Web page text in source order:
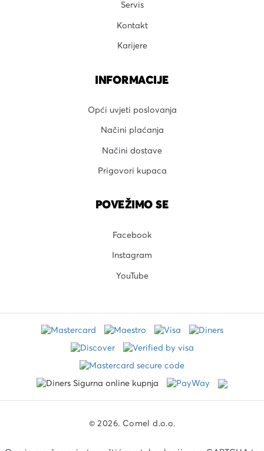
Servis
Kontakt
Karijere
INFORMACIJE
Opći uvjeti poslovanja
Načini plaćanja
Načini dostave
Prigovori kupaca
POVEŽIMO SE
Facebook
Instagram
YouTube
© 2026. Comel d.o.o.